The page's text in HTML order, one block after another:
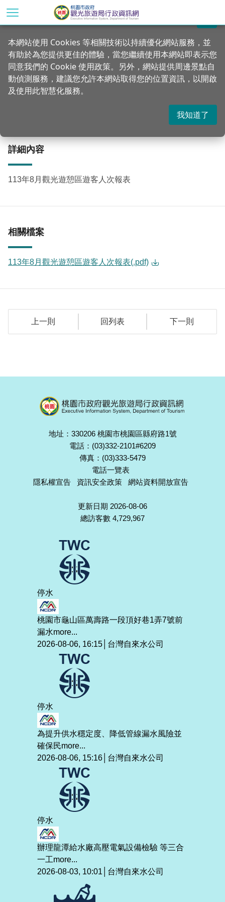
到
首頁 統計專區 公務統計方案
113年8月觀光遊憩區遊客人次報表
詳細內容
113年8月觀光遊憩區遊客人次報表
相關檔案
113年8月觀光遊憩區遊客人次報表(.pdf)
上一則 回列表 下一則
關閉
本網站使用 Cookies 等相關技術以持續優化網站服務，並
有助於為您提供更佳的體驗，當您繼續使用本網站即表示您
同意我們的 Cookie 使用政策。另外，網站提供周邊景點自
動偵測服務，建議您允許本網站取得您的位置資訊，以開啟
及使用此智慧化服務。
我知道了
地址：330206 桃園市桃園區縣府路1號
電話：(03)332-2101#6209
傳真：(03)333-5479
電話一覽表
隱私權宣告
資訊安全政策 網站資料開放宣告
更新日期 2026-08-06
總訪客數 4,729,967
停水
桃園市龜山區萬壽路一段頂好巷1弄7號前
漏水more...
2026-08-06, 16:15│台灣自來水公司
停水
為提升供水穩定度、降低管線漏水風險並
確保民more...
2026-08-06, 15:16│台灣自來水公司
停水
辦理龍潭給水廠高壓電氣設備檢驗 等三合
一工more...
2026-08-03, 10:01│台灣自來水公司